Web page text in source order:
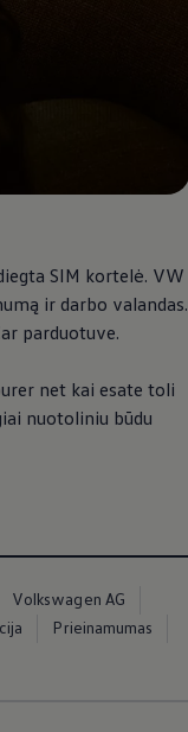
SIM kortelė. VW
ir darbo valandas.
parduotuve.
net kai esate toli
nuotoliniu būdu
Volkswagen AG
Prieinamumas